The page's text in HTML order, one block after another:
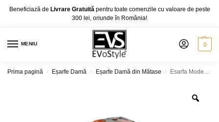
Beneficiază de Livrare Gratuită pentru toate comenzile cu valoare de peste
300 lei, oriunde în România!
MENIU 0
Prima pagină / Eșarfe Damă / Eșarfe Damă din Mătase / Esarfa Modern Grace – Matase 100%, 180 X 85 Cm, diferite modele